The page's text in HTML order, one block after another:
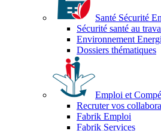
Santé Sécurité
Sécurité santé au
Environnement
Dossiers thématiques
Emploi et
Recruter vos
Fabrik Emploi
Fabrik Services